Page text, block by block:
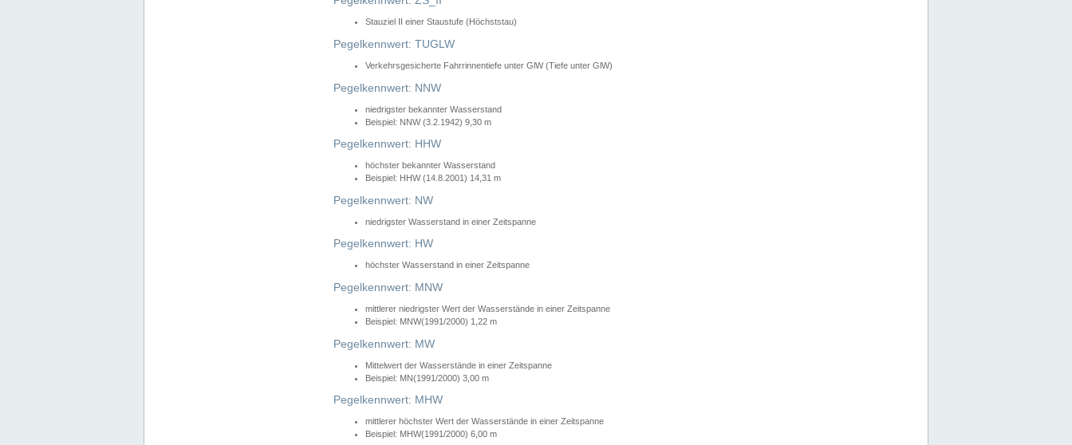
Stauziel II einer Staustufe (Höchststau)
Pegelkennwert: TUGLW
Verkehrsgesicherte Fahrrinnentiefe unter GlW (Tiefe unter GlW)
Pegelkennwert: NNW
niedrigster bekannter Wasserstand
Beispiel: NNW (3.2.1942) 9,30 m
Pegelkennwert: HHW
höchster bekannter Wasserstand
Beispiel: HHW (14.8.2001) 14,31 m
Pegelkennwert: NW
niedrigster Wasserstand in einer Zeitspanne
Pegelkennwert: HW
höchster Wasserstand in einer Zeitspanne
Pegelkennwert: MNW
mittlerer niedrigster Wert der Wasserstände in einer Zeitspanne
Beispiel: MNW(1991/2000) 1,22 m
Pegelkennwert: MW
Mittelwert der Wasserstände in einer Zeitspanne
Beispiel: MN(1991/2000) 3,00 m
Pegelkennwert: MHW
mittlerer höchster Wert der Wasserstände in einer Zeitspanne
Beispiel: MHW(1991/2000) 6,00 m